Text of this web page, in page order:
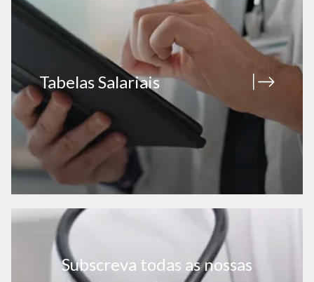
Tabelas Salariais
Subscreva todas as nossas